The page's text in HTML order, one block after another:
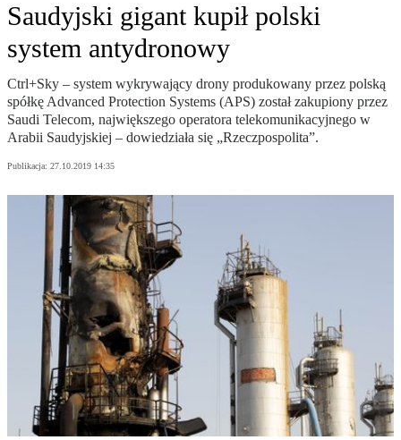
Saudyjski gigant kupił polski
system antydronowy
Ctrl+Sky – system wykrywający drony produkowany przez polską
spółkę Advanced Protection Systems (APS) został zakupiony przez
Saudi Telecom, największego operatora telekomunikacyjnego w
Arabii Saudyjskiej – dowiedziała się „Rzeczpospolita”.
Publikacja: 27.10.2019 14:35